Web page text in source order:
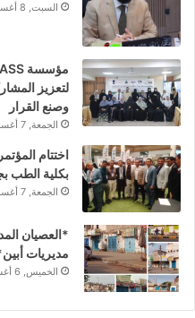
السبت, 8 أغسطس 2026 - 1:19 ص
لتعزيز
وصنع القرار
الجمعة, 7 أغسطس 2026 - 6:16 م
اختتام
بكلية الطب
الجمعة, 7 أغسطس 2026 - 6:13 م
*العصيان
مديريات
الخميس, 6 أغسطس 2026 - 11:34 م